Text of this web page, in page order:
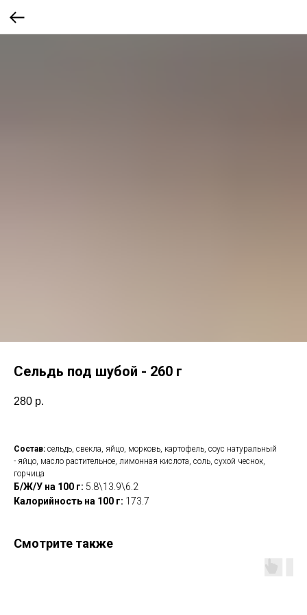
Сельдь под шубой - 260 г
280 р.
Состав: сельдь, свекла, яйцо, морковь, картофель, соус натуральный
- яйцо, масло растительное, лимонная кислота, соль, сухой чеснок,
горчица
Б/Ж/У на 100 г: 5.8\13.9\6.2
Калорийность на 100 г: 173.7
Смотрите также